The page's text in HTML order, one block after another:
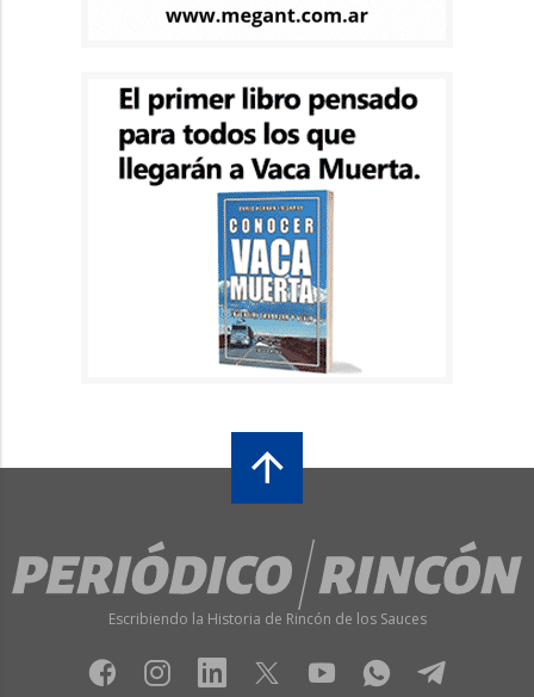
Escribiendo la Historia de Rincón de los Sauces